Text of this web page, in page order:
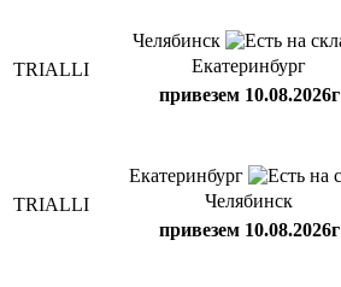
TRIALLI
Челябинск
Екатеринбург
привезем 10.08.2026г
TRIALLI
Екатеринбург
Челябинск
привезем 10.08.2026г